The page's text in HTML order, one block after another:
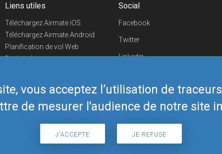
vous acceptez l’utilisation de
de mesurer l'audience de notre site
J'ACCEPTE JE REFUSE
Liens utiles
Téléchargez Airmate iOS
Téléchargez Airmate Android
Planification de vol Web
Recherche
Boutique Airmate
Social
Facebook
Twitter
Linkedin
Telegram